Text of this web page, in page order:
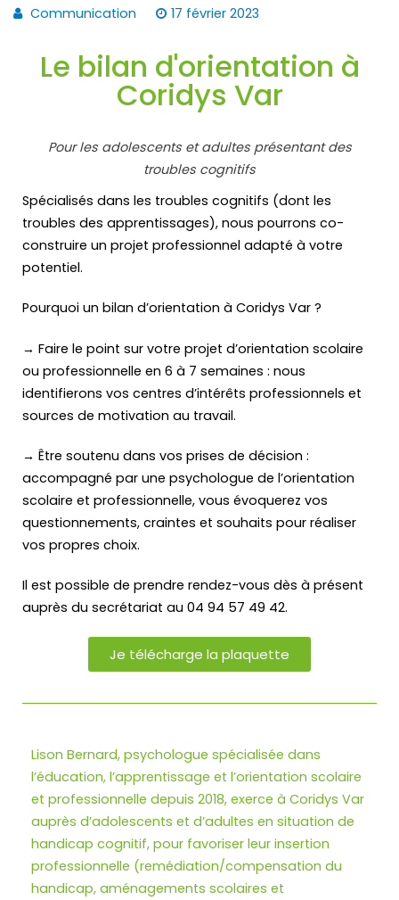
Communication
17 février 2023
Le bilan d'orientation à
Coridys Var
Pour les adolescents et adultes présentant des
troubles cognitifs
Spécialisés dans les troubles cognitifs (dont les
troubles des apprentissages), nous pourrons co-
construire un projet professionnel adapté à votre
potentiel.
Pourquoi un bilan d’orientation à Coridys Var ?
→ Faire le point sur votre projet d’orientation scolaire
ou professionnelle en 6 à 7 semaines : nous
identifierons vos centres d’intérêts professionnels et
sources de motivation au travail.
→ Être soutenu dans vos prises de décision :
accompagné par une psychologue de l’orientation
scolaire et professionnelle, vous évoquerez vos
questionnements, craintes et souhaits pour réaliser
vos propres choix.
Il est possible de prendre rendez-vous dès à présent
auprès du secrétariat au 04 94 57 49 42.
Je télécharge la plaquette
Lison Bernard, psychologue spécialisée dans
l’éducation, l’apprentissage et l’orientation scolaire
et professionnelle depuis 2018, exerce à Coridys Var
auprès d’adolescents et d’adultes en situation de
handicap cognitif, pour favoriser leur insertion
professionnelle (remédiation/compensation du
handicap, aménagements scolaires et